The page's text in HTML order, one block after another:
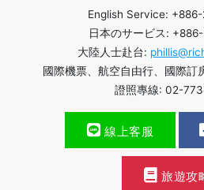
English Service:
日本のサービス:
大陸人士赴台:
國際機票、航空自由行、國際
證照專線: 02-
線上客服
旅遊攻